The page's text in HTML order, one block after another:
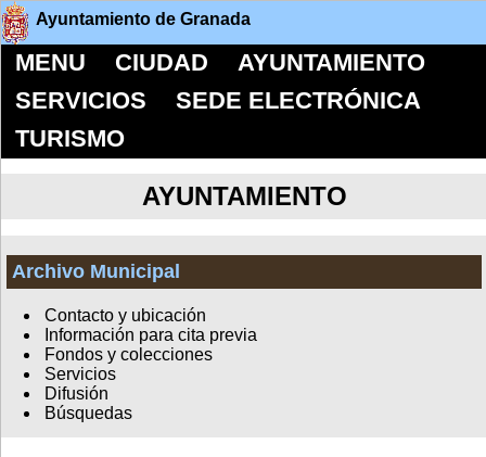
Ayuntamiento de Granada
MENU CIUDAD
AYUNTAMIENTO
SERVICIOS
SEDE ELECTRÓNICA
TURISMO
AYUNTAMIENTO
Archivo Municipal
Contacto y ubicación
Información para cita previa
Fondos y colecciones
Servicios
Difusión
Búsquedas